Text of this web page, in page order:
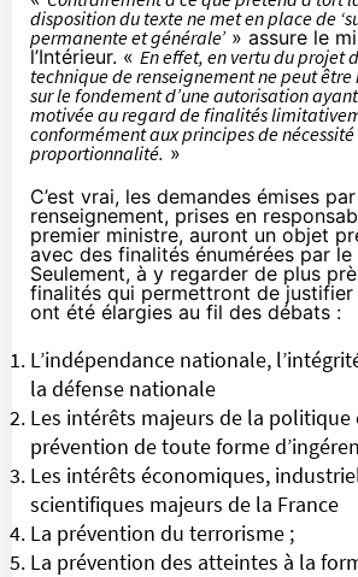
disposition du texte ne met en place de
permanente et générale’ » assure le
l’Intérieur. « En effet, en vertu du projet
technique de renseignement ne peut
sur le fondement d’une autorisation
motivée au regard de finalités
conformément aux principes de
proportionnalité. »
C’est vrai, les demandes émises
renseignement, prises en
premier ministre, auront un objet
avec des finalités énumérées par le
Seulement, à y regarder de plus
finalités qui permettront de justifier
ont été élargies au fil des débats :
L’indépendance nationale,
la défense nationale
Les intérêts majeurs de la politique
prévention de toute forme
Les intérêts économiques,
scientifiques majeurs de la France
La prévention du terrorisme ;
La prévention des atteintes à la